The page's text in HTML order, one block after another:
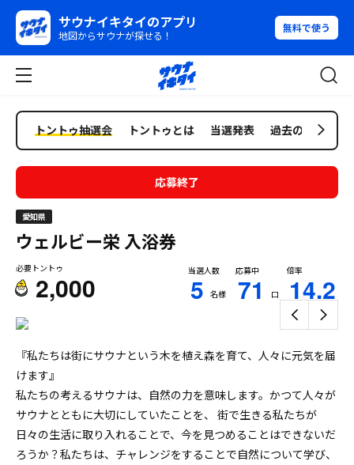
サウナイキタイのアプリ
地図からサウナが探せる！
無料で使う
トントゥ抽選会 トントゥとは 当選発表 過去の抽選会
応募終了
愛知県
ウェルビー栄 入浴券
必要トントゥ
2,000
当選人数
5 名様
応募中
71 口
倍率
14.2
『私たちは街にサウナという木を植え森を育て、人々に元気を届
けます』
私たちの考えるサウナは、自然の力を意味します。かつて人々が
サウナとともに大切にしていたことを、 街で生きる私たちが
日々の生活に取り入れることで、今を見つめることはできないだ
ろうか？私たちは、チャレンジをすることで自然について学び、